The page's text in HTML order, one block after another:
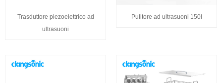
Trasduttore piezoelettrico ad
ultrasuoni
Pulitore ad ultrasuoni 150l